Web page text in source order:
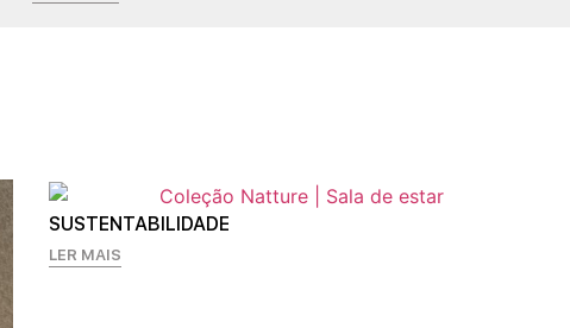
SUSTENTABILIDADE
LER MAIS